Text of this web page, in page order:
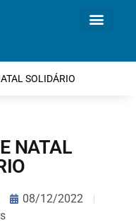
SOLIDÁRIO
NATAL
08/12/2022